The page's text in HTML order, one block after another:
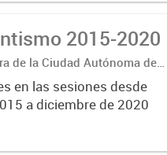
2015-2020
de la Ciudad Autónoma de
en las sesiones desde
a diciembre de 2020